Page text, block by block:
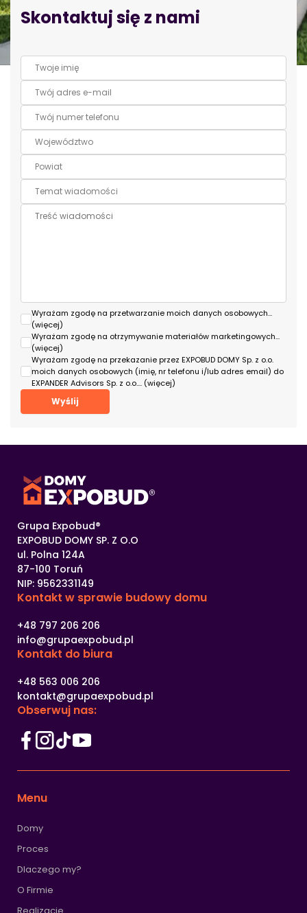
Skontaktuj się z nami
Wyrażam zgodę na przetwarzanie moich danych osobowych...
(więcej)
Wyrażam zgodę na otrzymywanie materiałów marketingowych...
(więcej)
Wyrażam zgodę na przekazanie przez EXPOBUD DOMY Sp. z o.o.
moich danych osobowych (imię, nr telefonu i/lub adres email) do
EXPANDER Advisors Sp. z o.o.... (więcej)
Grupa Expobud®
EXPOBUD DOMY SP. Z O.O
ul. Polna 124A
87-100 Toruń
NIP: 9562331149
Kontakt w sprawie budowy domu
+48 797 206 206
info@grupaexpobud.pl
Kontakt do biura
+48 563 006 206
kontakt@grupaexpobud.pl
Obserwuj nas:
Menu
Domy
Proces
Dlaczego my?
O Firmie